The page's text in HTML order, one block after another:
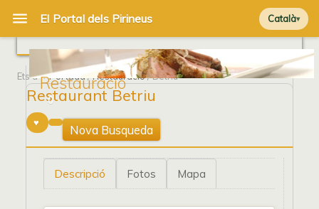
Català
Restauració
Ets a Portada/ Restauració/ Betriu
Restaurant Betriu
0
Nova Busqueda
Descripció Fotos Mapa